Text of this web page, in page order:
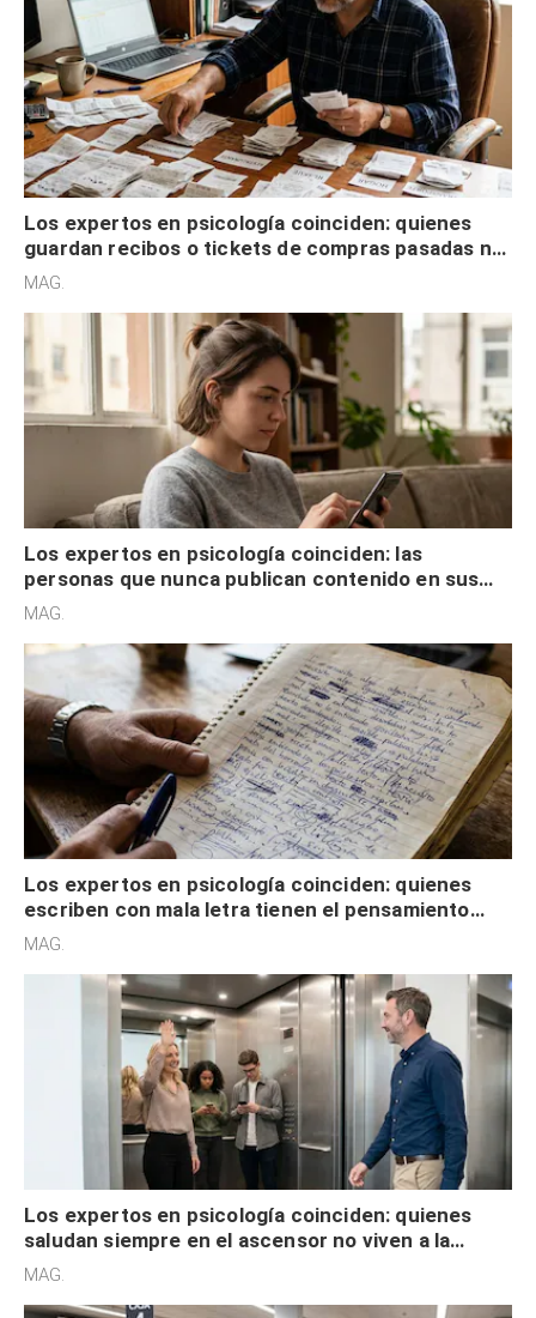
Los expertos en psicología coinciden: quienes
guardan recibos o tickets de compras pasadas no
son acumuladores, sino que tienen necesidad de
MAG.
Los expertos en psicología coinciden: las
personas que nunca publican contenido en sus
redes sociales no pretenden buscar validación
MAG.
Los expertos en psicología coinciden: quienes
escriben con mala letra tienen el pensamiento
acelerado y no lo hacen por desinterés
MAG.
Los expertos en psicología coinciden: quienes
saludan siempre en el ascensor no viven a la
defensiva y tienen apertura social
MAG.